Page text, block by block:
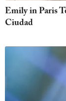
Emily in Paris
Ciudad